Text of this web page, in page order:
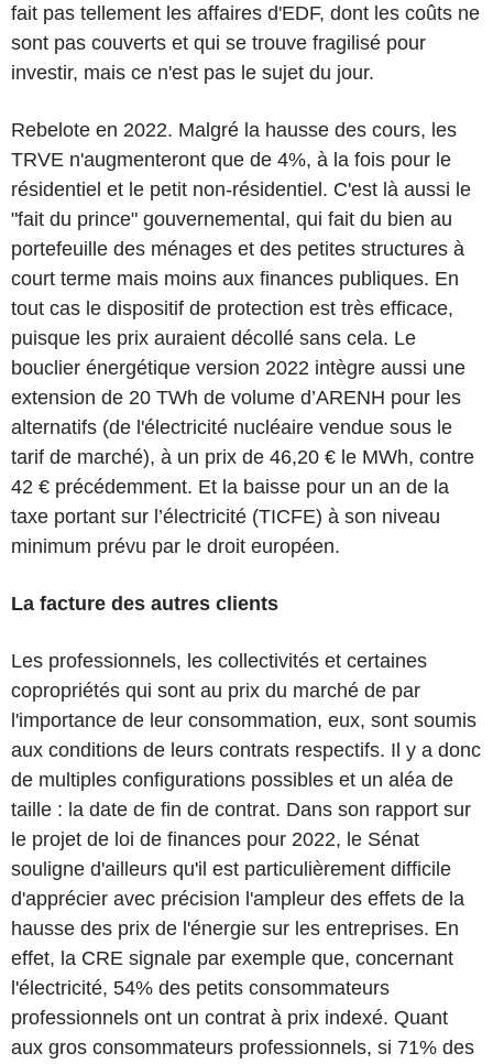
fait pas tellement les affaires d'EDF, dont les coûts ne
sont pas couverts et qui se trouve fragilisé pour
investir, mais ce n'est pas le sujet du jour.
Rebelote en 2022. Malgré la hausse des cours, les
TRVE n'augmenteront que de 4%, à la fois pour le
résidentiel et le petit non-résidentiel. C'est là aussi le
"fait du prince" gouvernemental, qui fait du bien au
portefeuille des ménages et des petites structures à
court terme mais moins aux finances publiques. En
tout cas le dispositif de protection est très efficace,
puisque les prix auraient décollé sans cela. Le
bouclier énergétique version 2022 intègre aussi une
extension de 20 TWh de volume d’ARENH pour les
alternatifs (de l'électricité nucléaire vendue sous le
tarif de marché), à un prix de 46,20 € le MWh, contre
42 € précédemment. Et la baisse pour un an de la
taxe portant sur l’électricité (TICFE) à son niveau
minimum prévu par le droit européen.
La facture des autres clients
Les professionnels, les collectivités et certaines
copropriétés qui sont au prix du marché de par
l'importance de leur consommation, eux, sont soumis
aux conditions de leurs contrats respectifs. Il y a donc
de multiples configurations possibles et un aléa de
taille : la date de fin de contrat. Dans son rapport sur
le projet de loi de finances pour 2022, le Sénat
souligne d'ailleurs qu'il est particulièrement difficile
d'apprécier avec précision l'ampleur des effets de la
hausse des prix de l'énergie sur les entreprises. En
effet, la CRE signale par exemple que, concernant
l'électricité, 54% des petits consommateurs
professionnels ont un contrat à prix indexé. Quant
aux gros consommateurs professionnels, si 71% des